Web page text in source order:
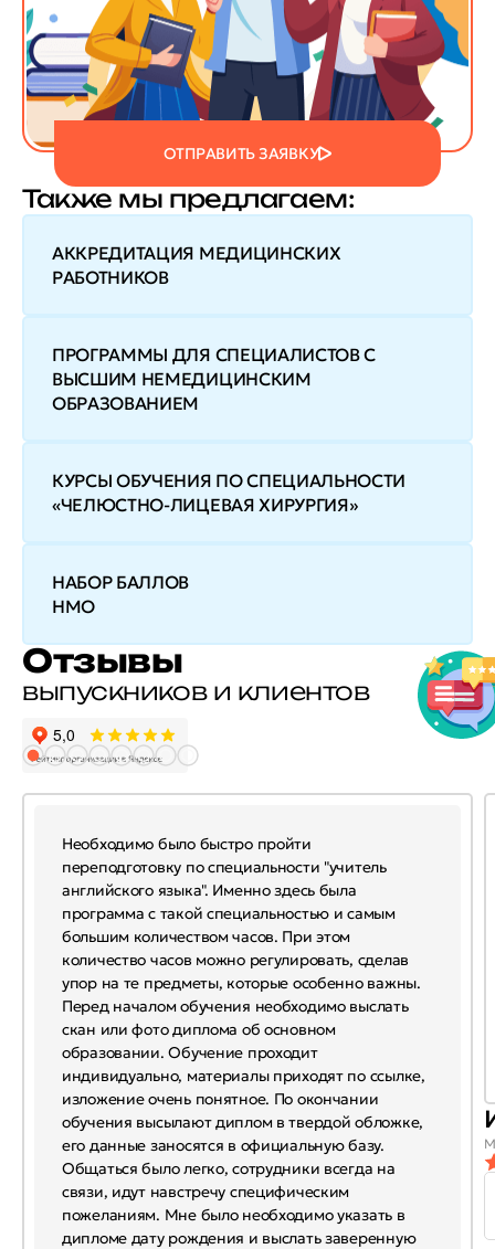
ОТПРАВИТЬ ЗАЯВКУ
Также мы предлагаем:
АККРЕДИТАЦИЯ МЕДИЦИНСКИХ
РАБОТНИКОВ
ПРОГРАММЫ ДЛЯ СПЕЦИАЛИСТОВ С
ВЫСШИМ НЕМЕДИЦИНСКИМ
ОБРАЗОВАНИЕМ
КУРСЫ ОБУЧЕНИЯ ПО СПЕЦИАЛЬНОСТИ
«ЧЕЛЮСТНО-ЛИЦЕВАЯ ХИРУРГИЯ»
НАБОР БАЛЛОВ
НМО
Отзывы
выпускников и клиентов
Необходимо было быстро пройти
переподготовку по специальности "учитель
английского языка". Именно здесь была
программа с такой специальностью и самым
большим количеством часов. При этом
количество часов можно регулировать, сделав
упор на те предметы, которые особенно важны.
Перед началом обучения необходимо выслать
скан или фото диплома об основном
образовании. Обучение проходит
индивидуально, материалы приходят по ссылке,
изложение очень понятное. По окончании
обучения высылают диплом в твердой обложке,
его данные заносятся в официальную базу.
Общаться было легко, сотрудники всегда на
связи, идут навстречу специфическим
пожеланиям. Мне было необходимо указать в
дипломе дату рождения и выслать заверенную